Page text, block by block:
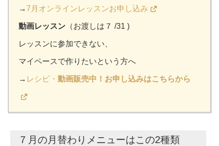
→ 7月オンラインレッスンお申し込み
動画レッスン （お渡しは７ /31 )
レッスンに参加できない、
マイペースで作りたいという方へ
→ レシピ・ 動画販売中！お申し込みはこちらから
７月の月替わりメニューはこの2種類